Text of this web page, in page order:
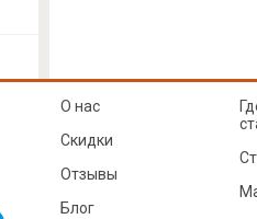
О нас
Скидки
Отзывы
Блог